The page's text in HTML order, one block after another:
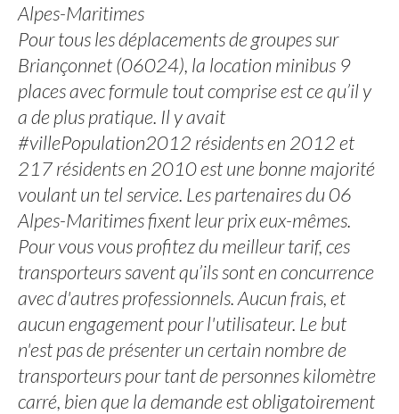
Alpes-Maritimes
Pour tous les déplacements de groupes sur
Briançonnet (06024), la location minibus 9
places avec formule tout comprise est ce qu’il y
a de plus pratique. Il y avait
#villePopulation2012 résidents en 2012 et
217 résidents en 2010 est une bonne majorité
voulant un tel service. Les partenaires du 06
Alpes-Maritimes fixent leur prix eux-mêmes.
Pour vous vous profitez du meilleur tarif, ces
transporteurs savent qu’ils sont en concurrence
avec d'autres professionnels. Aucun frais, et
aucun engagement pour l'utilisateur. Le but
n'est pas de présenter un certain nombre de
transporteurs pour tant de personnes kilomètre
carré, bien que la demande est obligatoirement